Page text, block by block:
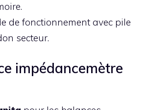
de fonctionnement avec pile
secteur.
impédancemètre